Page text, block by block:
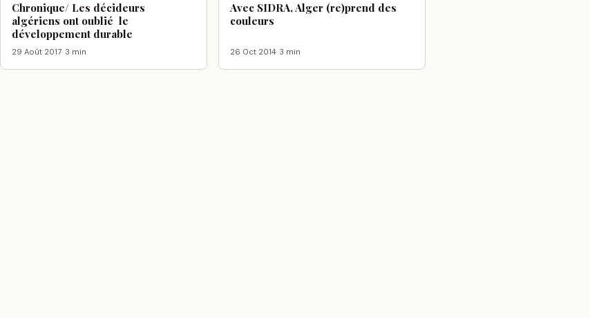
Chronique/ Les décideurs
algériens ont oublié le
développement durable
29 Août 2017· 3 min
Avec SIDRA, Alger (re)prend des
couleurs
26 Oct 2014· 3 min